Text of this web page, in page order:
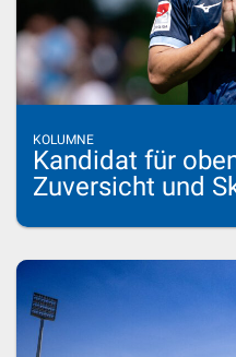
KOLUMNE
Kandidat für
Zuversicht und